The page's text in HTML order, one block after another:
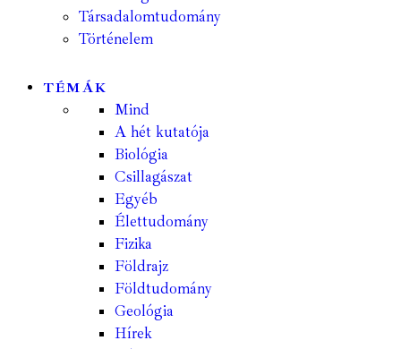
Társadalomtudomány
Történelem
TÉMÁK
Mind
A hét kutatója
Biológia
Csillagászat
Egyéb
Élettudomány
Fizika
Földrajz
Földtudomány
Geológia
Hírek